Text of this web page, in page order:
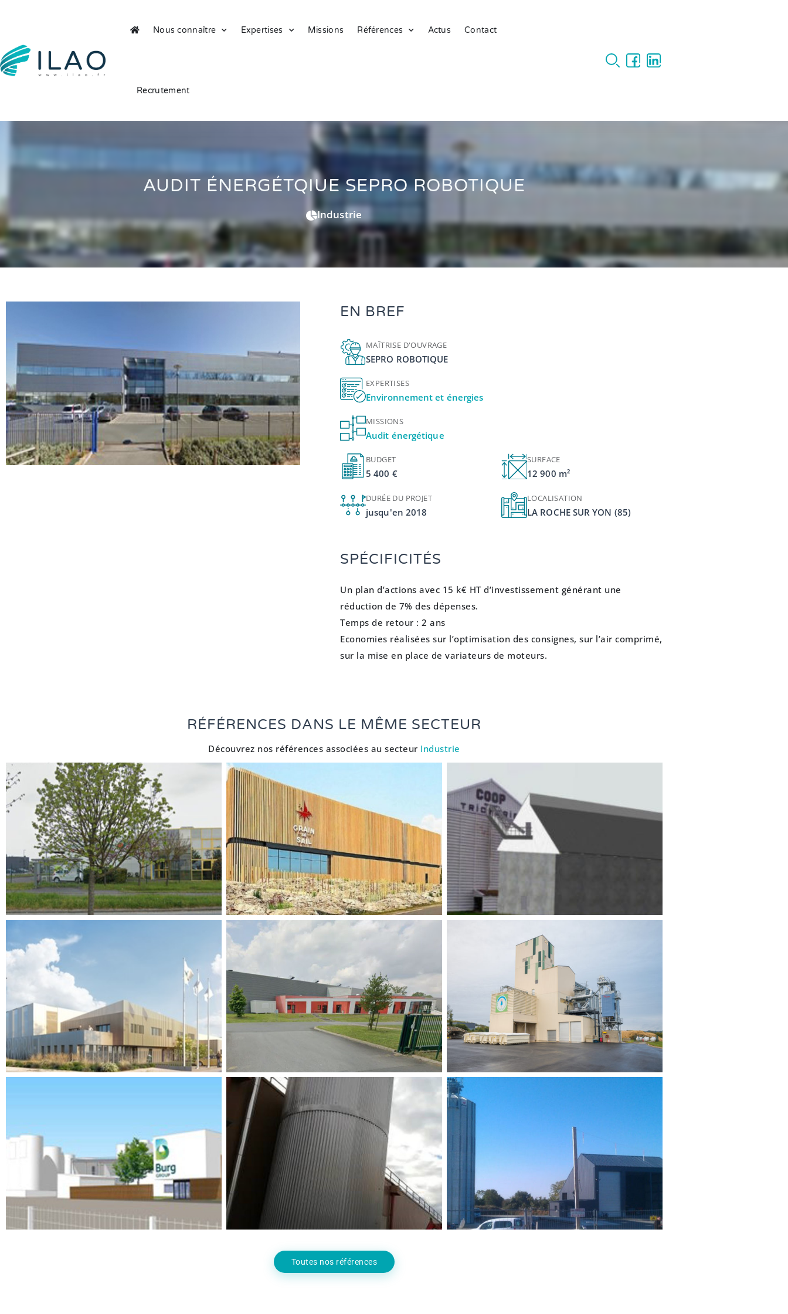
Nous connaître Expertises Missions Références Actus Contact
Recrutement
AUDIT ÉNERGÉTQIUE SEPRO ROBOTIQUE
Industrie
EN BREF
MAÎTRISE D'OUVRAGE
SEPRO ROBOTIQUE
EXPERTISES
Environnement et énergies
MISSIONS
Audit énergétique
BUDGET
5 400 €
SURFACE
12 900 m²
DURÉE DU PROJET
jusqu'en 2018
LOCALISATION
LA ROCHE SUR YON (85)
SPÉCIFICITÉS
Un plan d’actions avec 15 k€ HT d’investissement générant une
réduction de 7% des dépenses.
Temps de retour : 2 ans
Economies réalisées sur l’optimisation des consignes, sur l’air comprimé,
sur la mise en place de variateurs de moteurs.
RÉFÉRENCES DANS LE MÊME SECTEUR
Découvrez nos références associées au secteur Industrie
RESTRUCTURATION BÂTIMENT LEA
NATURE 1 BIS
Industrie
CONSTRUCTION D’UN ATELIER DE
PRODUCTION
Agro Alimentaire,Industrie
MISE EN PLACE D’UN ÉLÉVATEUR DE
LA FOSSE DE DÉCHARGEMENT ET
CONSTRUCTION D’UN SILO DE
STOCKAGE
CONSTRUCTION D’UN BÂTIMENT
INDUSTRIEL
Industrie
ETUDE FAISABILITÉ RÉCUPÉRATION
ENERGIE FATALE
Agro Alimentaire,Industrie
CONSTRUCTION D’UN CENTRE DE
VALORISATION DE CÉRÉALES BIO
Agro Alimentaire,Industrie
PROJET D’EXTENSION BÂTIMENTS
ET CUVERIES
Agro Alimentaire,Industrie
AUDITS ÉNERGÉTIQUES DE
BÂTIMENTS INDUSTRIELS 6 SITES
Agro Alimentaire , Industrie
CONSTRUCTION D’UNE TÊTE DE
SILO, D’UN BUREAU ET D’UN
BÂTIMENT DE STOCKAGE
Agro Alimentaire,Industrie
Toutes nos références